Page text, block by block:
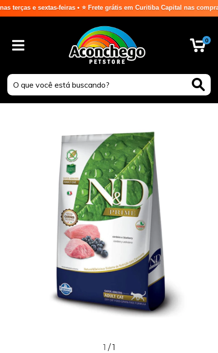
sextas-feiras • ⭐ Frete grátis em Curitiba Capital nas compras
0
1 /1